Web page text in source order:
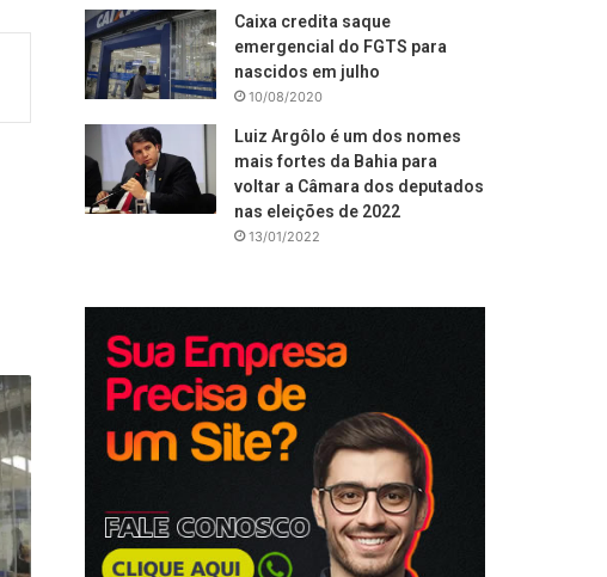
Caixa credita saque
emergencial do FGTS para
nascidos em julho
10/08/2020
Luiz Argôlo é um dos nomes
mais fortes da Bahia para
voltar a Câmara dos deputados
nas eleições de 2022
13/01/2022